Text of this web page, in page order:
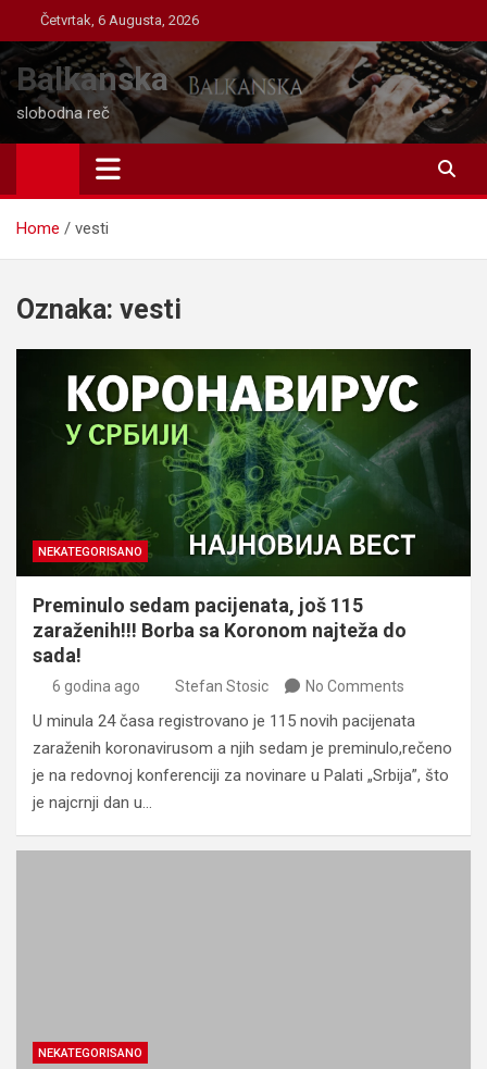
to
content
Četvrtak, 6 Augusta, 2026
Balkanska
slobodna reč
Home vesti
Oznaka: vesti
NEKATEGORISANO
Preminulo sedam pacijenata, još 115
zaraženih!!! Borba sa Koronom najteža do
sada!
6 godina ago Stefan Stosic No Comments
U minula 24 časa registrovano je 115 novih pacijenata
zaraženih koronavirusom a njih sedam je preminulo,rečeno
je na redovnoj konferenciji za novinare u Palati „Srbija”, što
je najcrnji dan u…
NEKATEGORISANO